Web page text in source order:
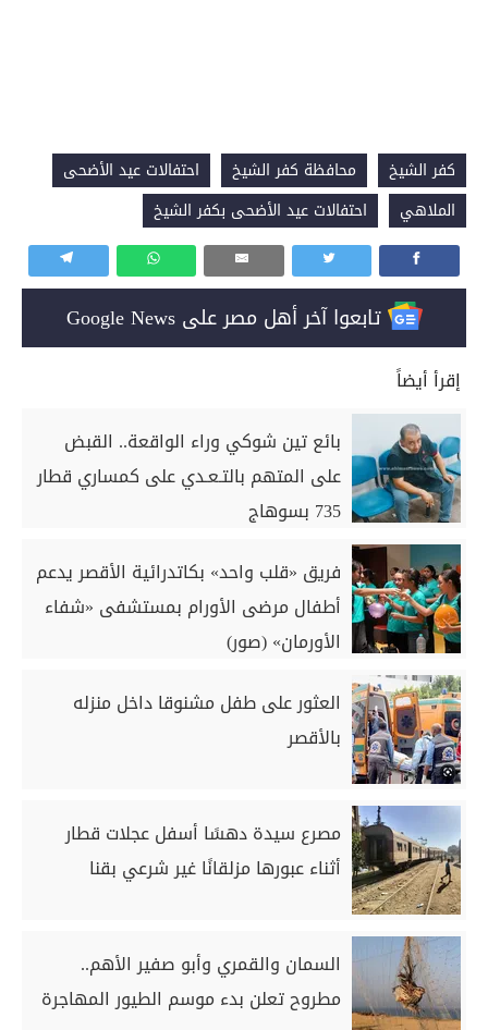
كفر الشيخ محافظة كفر الشيخ
احتفالات عيد الأضحى
الملاهي
احتفالات عيد الأضحى بكفر الشيخ
تابعوا آخر أهل مصر على Google News
إقرأ أيضاً
بائع تين شوكي وراء الواقعة.. القبض
على المتهم بالتـعـدي على كمساري قطار
735 بسوهاج
فريق «قلب واحد» بكاتدرائية الأقصر يدعم
أطفال مرضى الأورام بمستشفى «شفاء
الأورمان» (صور)
العثور على طفل مشنوقا داخل منزله
بالأقصر
مصرع سيدة دهسًا أسفل عجلات قطار
أثناء عبورها مزلقانًا غير شرعي بقنا
السمان والقمري وأبو صفير الأهم..
مطروح تعلن بدء موسم الطيور المهاجرة